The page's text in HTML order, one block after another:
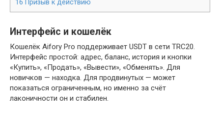
16 Призыв к действию
Интерфейс и кошелёк
Кошелёк Aifory Pro поддерживает USDT в сети TRC20.
Интерфейс простой: адрес, баланс, история и кнопки
«Купить», «Продать», «Вывести», «Обменять». Для
новичков — находка. Для продвинутых — может
показаться ограниченным, но именно за счёт
лаконичности он и стабилен.